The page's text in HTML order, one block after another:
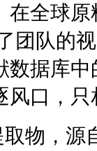
在全球
团队
数据库
风口，
，源